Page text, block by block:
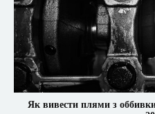
Як вивести плями з